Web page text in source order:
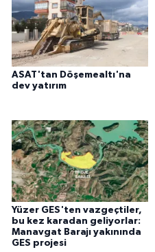
ASAT'tan Döşemealtı'na
dev yatırım
Yüzer GES'ten vazgeçtiler,
bu kez karadan geliyorlar:
Manavgat Barajı yakınında
GES projesi